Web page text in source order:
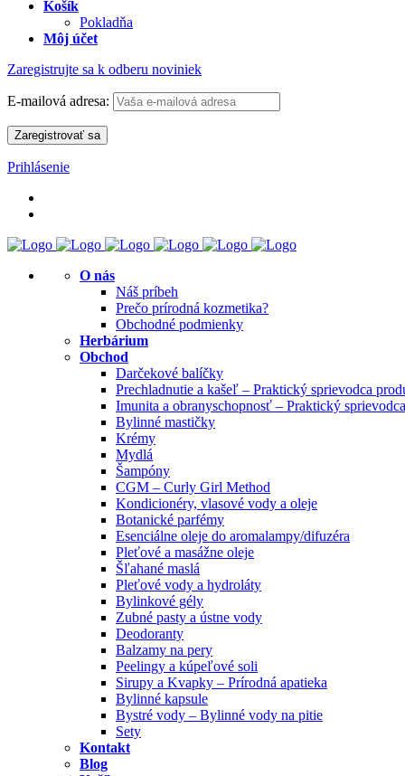
Košík
Pokladňa
Môj účet
Zaregistrujte sa k odberu noviniek
E-mailová adresa:
Prihlásenie
O nás
Náš príbeh
Prečo prírodná kozmetika?
Obchodné podmienky
Herbárium
Obchod
Darčekové balíčky
Prechladnutie a kašeľ – Praktický sprievodca
Imunita a obranyschopnosť – Praktický
Bylinné mastičky
Krémy
Mydlá
Šampóny
CGM – Curly Girl Method
Kondicionéry, vlasové vody a oleje
Botanické parfémy
Esenciálne oleje do aromalampy/difuzéra
Pleťové a masážne oleje
Šľahané maslá
Pleťové vody a hydroláty
Bylinkové gély
Zubné pasty a ústne vody
Deodoranty
Balzamy na pery
Peelingy a kúpeľové soli
Sirupy a Kvapky – Prírodná apatieka
Bylinné kapsule
Bystré vody – Bylinné vody na pitie
Sety
Kontakt
Blog